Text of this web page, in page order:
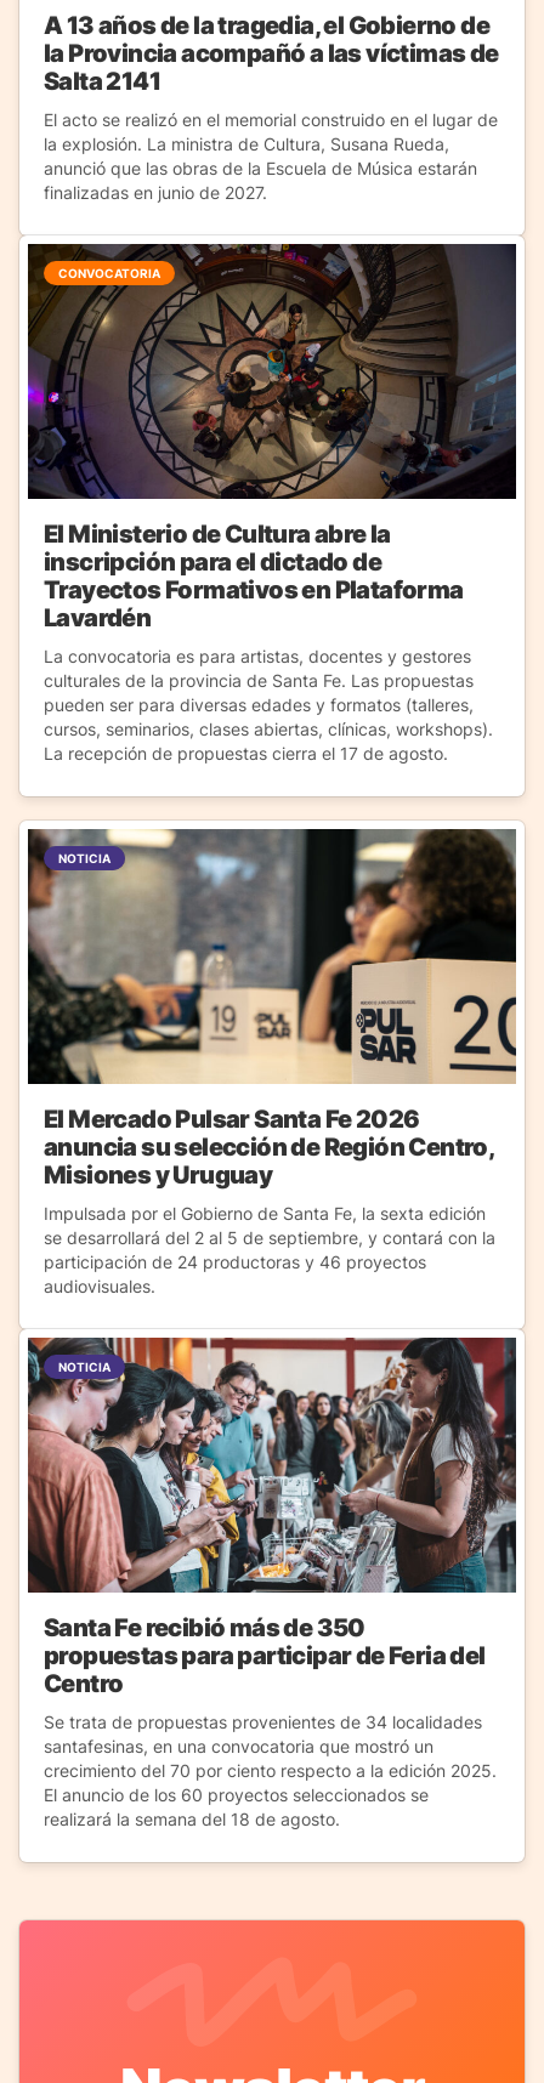
A 13 años de la tragedia, el Gobierno de
la Provincia acompañó a las víctimas de
Salta 2141
El acto se realizó en el memorial construido en el lugar de
la explosión. La ministra de Cultura, Susana Rueda,
anunció que las obras de la Escuela de Música estarán
finalizadas en junio de 2027.
CONVOCATORIA
El Ministerio de Cultura abre la
inscripción para el dictado de
Trayectos Formativos en Plataforma
Lavardén
La convocatoria es para artistas, docentes y gestores
culturales de la provincia de Santa Fe. Las propuestas
pueden ser para diversas edades y formatos (talleres,
cursos, seminarios, clases abiertas, clínicas, workshops).
La recepción de propuestas cierra el 17 de agosto.
NOTICIA
El Mercado Pulsar Santa Fe 2026
anuncia su selección de Región Centro,
Misiones y Uruguay
Impulsada por el Gobierno de Santa Fe, la sexta edición
se desarrollará del 2 al 5 de septiembre, y contará con la
participación de 24 productoras y 46 proyectos
audiovisuales.
NOTICIA
Santa Fe recibió más de 350
propuestas para participar de Feria del
Centro
Se trata de propuestas provenientes de 34 localidades
santafesinas, en una convocatoria que mostró un
crecimiento del 70 por ciento respecto a la edición 2025.
El anuncio de los 60 proyectos seleccionados se
realizará la semana del 18 de agosto.